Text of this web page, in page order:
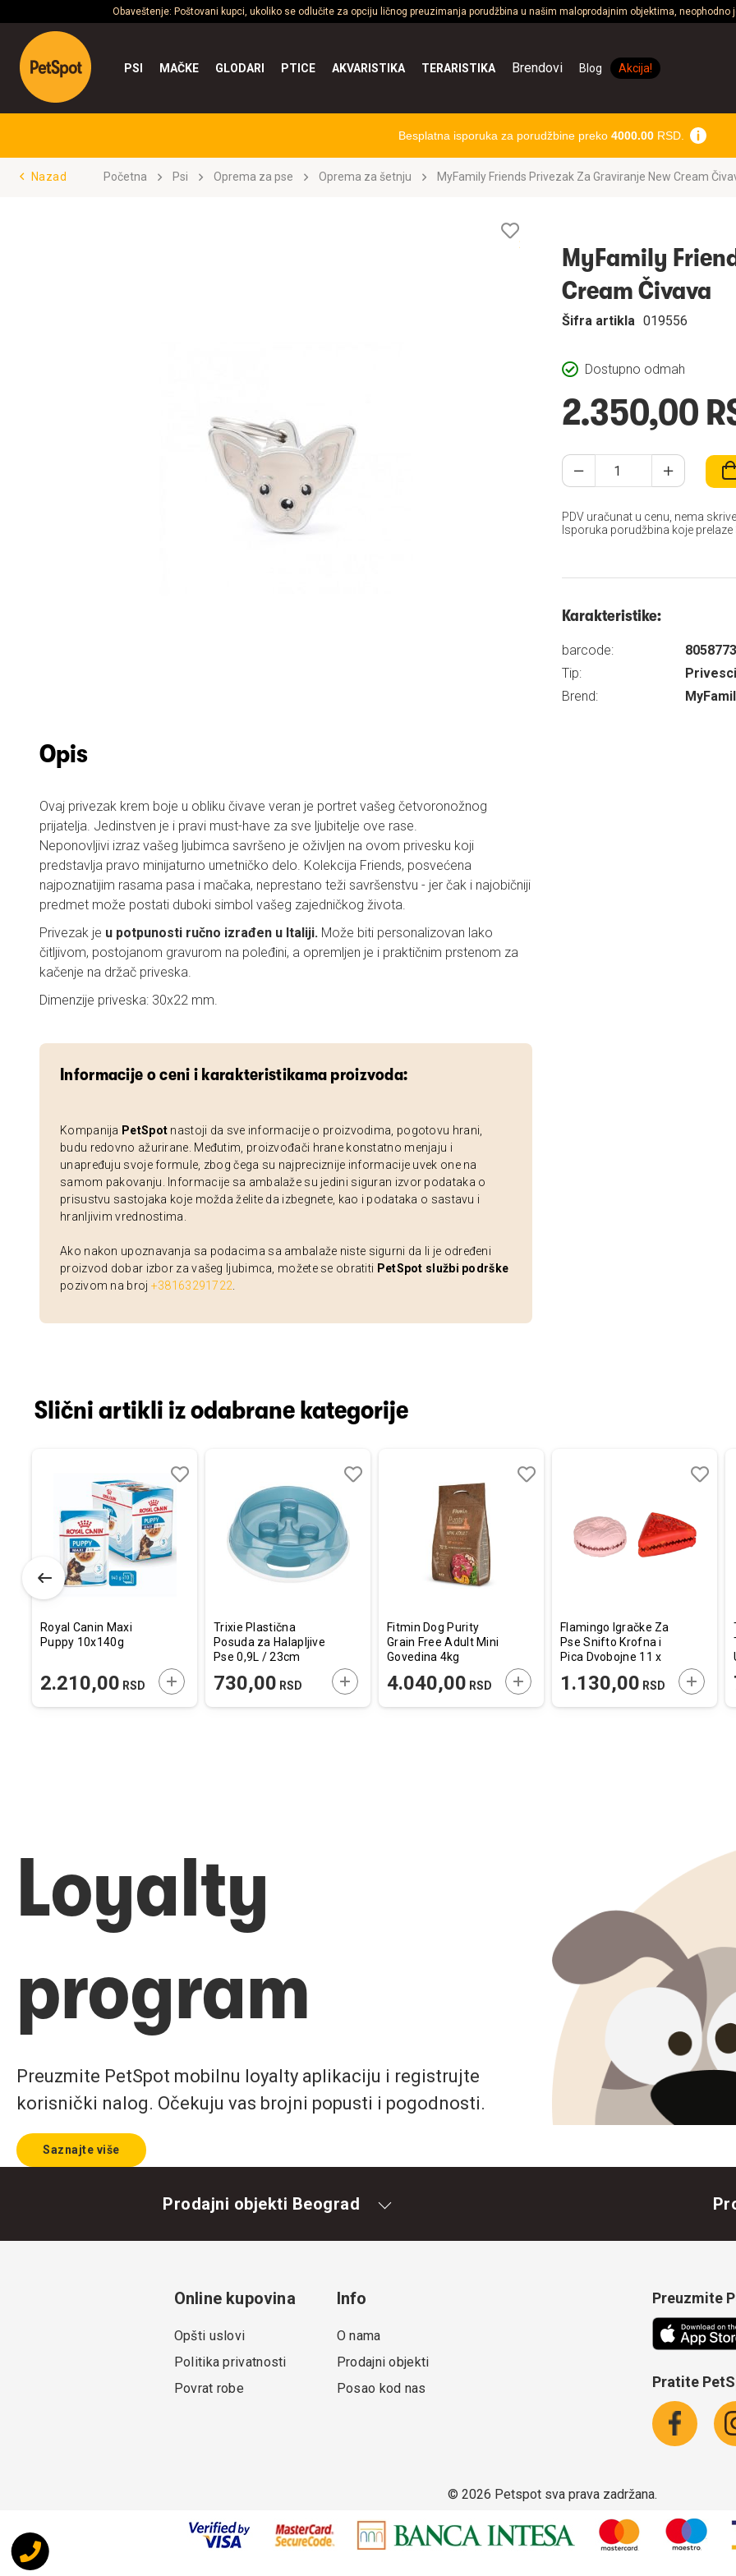
Obaveštenje: Poštovani kupci, ukoliko se odlučite za opciju ličnog preuzimanja porudžbina u našim maloprodajnim objektima,
PSI MAČKE GLODARI PTICE AKVARISTIKA TERARISTIKA Brendovi Blog Akcija!
Besplatna isporuka za porudžbine preko 4000.00RSD.
Nazad Početna Psi Oprema za pse Oprema za šetnju MyFamily Friends Privezak Za Graviranje New Cream
Opis
Ovaj privezak krem boje u obliku čivave veran je portret vašeg četvoronožnog
prijatelja. Jedinstven je i pravi must-have za sve ljubitelje ove rase.
Neponovljivi izraz vašeg ljubimca savršeno je oživljen na ovom privesku koji
predstavlja pravo minijaturno umetničko delo. Kolekcija Friends, posvećena
najpoznatijim rasama pasa i mačaka, neprestano teži savršenstvu - jer čak i najobičniji
predmet može postati duboki simbol vašeg zajedničkog života.
Privezak je u potpunosti ručno izrađen u Italiji. Može biti personalizovan lako
čitljivom, postojanom gravurom na poleđini, a opremljen je i praktičnim prstenom za
kačenje na držač priveska.
Dimenzije priveska: 30x22 mm.
Informacije o ceni i karakteristikama proizvoda:
Kompanija PetSpot nastoji da sve informacije o proizvodima, pogotovu hrani,
budu redovno ažurirane. Međutim, proizvođači hrane konstatno menjaju i
unapređuju svoje formule, zbog čega su najpreciznije informacije uvek one na
samom pakovanju. Informacije sa ambalaže su jedini siguran izvor podataka o
prisustvu sastojaka koje možda želite da izbegnete, kao i podataka o sastavu i
hranljivim vrednostima.
Ako nakon upoznavanja sa podacima sa ambalaže niste sigurni da li je određeni
proizvod dobar izbor za vašeg ljubimca, možete se obratiti PetSpot službi podrške
pozivom na broj +38163291722
želja
MyFamily
Cream Čivava
Dostupno odmah
Šifra artikla 019556
2.350,00
PDV uračunat u cenu, nema
Isporuka porudžbina koje
Karakteristike:
barcode:
Tip:
Brend:
Slični artikli iz odabrane kategorije
U KORPU
Royal Canin Maxi
Puppy 10x140g
2.210,00 RSD DODAJTE U KORPU
Dodaj
u
želja
Uporedi
Trixie Plastična
Posuda za Halapljive
Pse 0,9L / 23cm
730,00 RSD DODAJTE U KORPU
listu
želja
Fitmin Dog Purity
Grain Free Adult Mini
Govedina 4kg
4.040,00 RSD DODAJTE U KORPU
Flamingo Igračke Za
Pse Snifto Krofna i
Pica Dvobojne 11 x
1.130,00 RSD
želja
Loyalty
program
Preuzmite PetSpot mobilnu loyalty aplikaciju i registrujte
korisnički nalog. Očekuju vas brojni popusti i pogodnosti.
Saznajte više
Prodajni objekti Beograd
Online kupovina
Opšti uslovi
Politika privatnosti
Povrat robe
Info
O nama
Prodajni objekti
Posao kod nas
Preuzmite
Pratite
© 2026 Petspot sva prava zadržana.